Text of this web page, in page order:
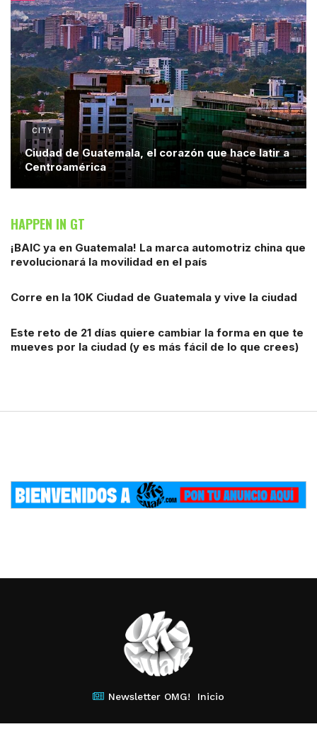
CITY
Ciudad de Guatemala, el corazón que hace latir a
Centroamérica
HAPPEN IN GT
¡BAIC ya en Guatemala! La marca automotriz china que
revolucionará la movilidad en el país
Corre en la 10K Ciudad de Guatemala y vive la ciudad
Este reto de 21 días quiere cambiar la forma en que te
mueves por la ciudad (y es más fácil de lo que crees)
Newsletter OMG! Inicio